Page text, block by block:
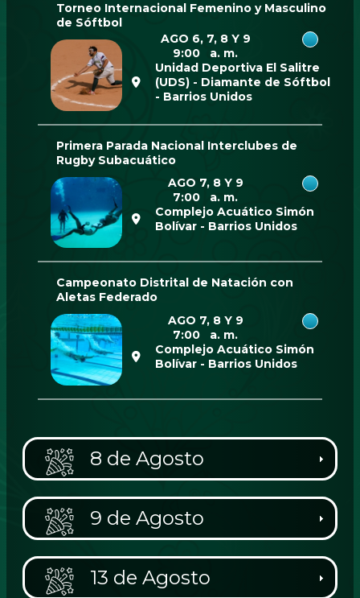
AGO 6, 7, 8 Y 9
9:00 a. m.
Torneo Internacional Femenino y Masculino
de Sóftbol
Unidad Deportiva El Salitre
(UDS) - Diamante de Sóftbol
- Barrios Unidos
AGO 7, 8 Y 9
7:00 a. m.
Primera Parada Nacional Interclubes de
Rugby Subacuático
Complejo Acuático Simón
Bolívar - Barrios Unidos
AGO 7, 8 Y 9
7:00 a. m.
Campeonato Distrital de Natación con
Aletas Federado
Complejo Acuático Simón
Bolívar - Barrios Unidos
8 de Agosto
9 de Agosto
13 de Agosto